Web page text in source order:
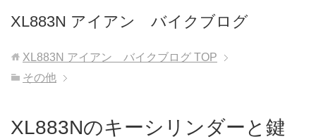
XL883N アイアン バイクブログ
XL883N アイアン バイクブログ TOP
その他
XL883Nのキーシリンダーと鍵